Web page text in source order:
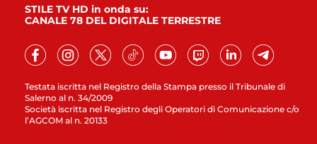
Testata iscritta nel Registro della Stampa presso il Tribunale di
Salerno al n. 34/2009
Società iscritta nel Registro degli Operatori di Comunicazione c/o
l’AGCOM al n. 20133
STILE TV HD in onda su:
CANALE 78 DEL DIGITALE TERRESTRE